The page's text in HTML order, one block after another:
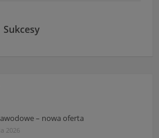
Sukcesy
– nowa oferta
2026